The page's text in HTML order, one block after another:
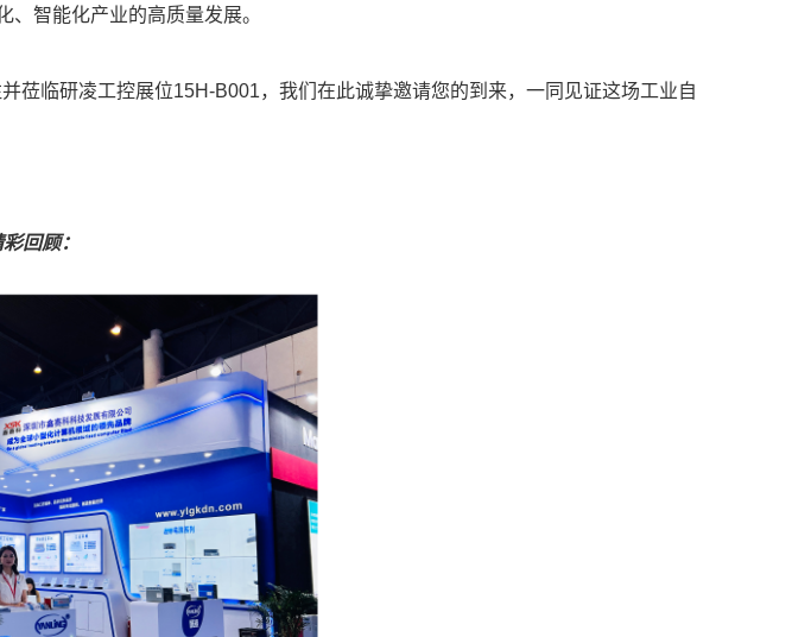
智能化产业的高质量发展。
莅临研凌工控展位15H-B001，我们在此诚挚邀请您的到来，一同见证这场工业自
彩回顾：